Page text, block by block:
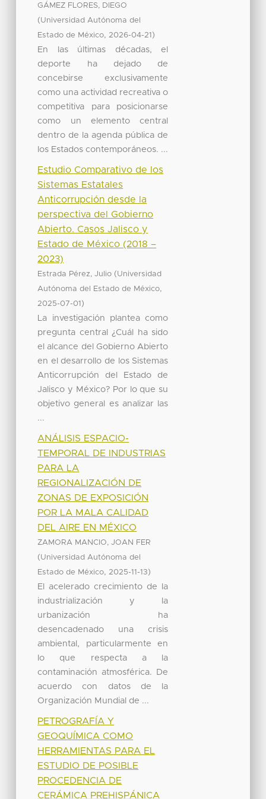
GÁMEZ FLORES, DIEGO
(Universidad Autónoma del
Estado de México, 2026-04-21 )
En las últimas décadas, el
deporte ha dejado de
concebirse exclusivamente
como una actividad recreativa o
competitiva para posicionarse
como un elemento central
dentro de la agenda pública de
los Estados contemporáneos. ...
Estudio Comparativo de los
Sistemas Estatales
Anticorrupción desde la
perspectiva del Gobierno
Abierto. Casos Jalisco y
Estado de México (2018 –
2023)
Estrada Pérez, Julio (Universidad
Autónoma del Estado de México,
2025-07-01 )
La investigación plantea como
pregunta central ¿Cuál ha sido
el alcance del Gobierno Abierto
en el desarrollo de los Sistemas
Anticorrupción del Estado de
Jalisco y México? Por lo que su
objetivo general es analizar las
...
ANÁLISIS ESPACIO-
TEMPORAL DE INDUSTRIAS
PARA LA
REGIONALIZACIÓN DE
ZONAS DE EXPOSICIÓN
POR LA MALA CALIDAD
DEL AIRE EN MÉXICO
ZAMORA MANCIO, JOAN FER
(Universidad Autónoma del
Estado de México, 2025-11-13)
El acelerado crecimiento de la
industrialización y la
urbanización ha
desencadenado una crisis
ambiental, particularmente en
lo que respecta a la
contaminación atmosférica. De
acuerdo con datos de la
Organización Mundial de ...
PETROGRAFÍA Y
GEOQUÍMICA COMO
HERRAMIENTAS PARA EL
ESTUDIO DE POSIBLE
PROCEDENCIA DE
CERÁMICA PREHISPÁNICA